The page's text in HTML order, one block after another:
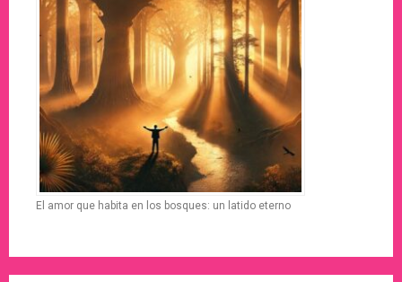
El amor que habita en los bosques: un latido eterno